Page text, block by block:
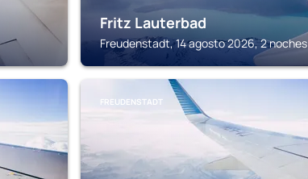
Fritz Lauterbad
Freudenstadt, 14 agosto 2026, 2 noches
FREUDENSTADT